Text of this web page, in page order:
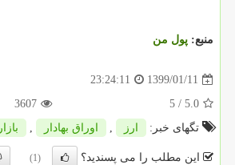
منبع: پول من
1399/01/11
23:24:11
5.0
/ 5
3607
تگهای خبر:
ارز , اوراق بهادار , بازار
این مطلب را می پسندید؟ (1)